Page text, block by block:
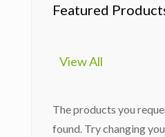
Featured
View All
The products you
found. Try changing